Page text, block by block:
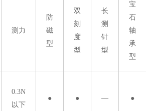
测力
防
磁
型
双
刻
度
型
长
测
针
型
宝
石
轴
承
型
0.3N
以下
● ● — ●